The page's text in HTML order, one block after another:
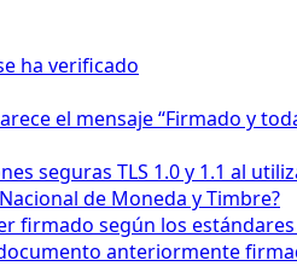
ha verificado
el mensaje “Firmado y
TLS 1.0 y 1.1 al
de Moneda y Timbre?
firmado según los estándares
anteriormente